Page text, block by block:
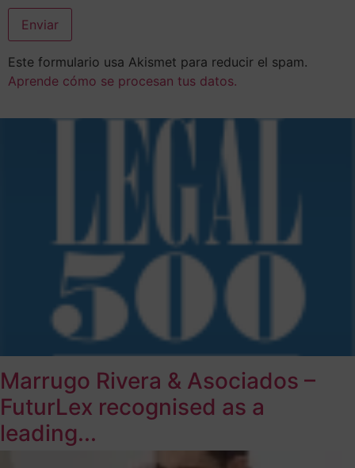
Este formulario usa Akismet para reducir el spam.
Aprende cómo se procesan tus datos.
Marrugo Rivera & Asociados –
FuturLex recognised as a
leading...